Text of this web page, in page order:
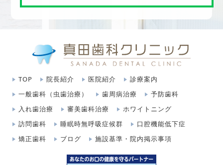
TOP 院長紹介 医院紹介
診療案内
一般歯科（虫歯治療）
歯周病治療
予防歯科
入れ歯治療
審美歯科治療
ホワイトニング
訪問歯科
睡眠時無呼吸症候群
口腔機能低下症
矯正歯科
ブログ 施設基準・院内掲示事項